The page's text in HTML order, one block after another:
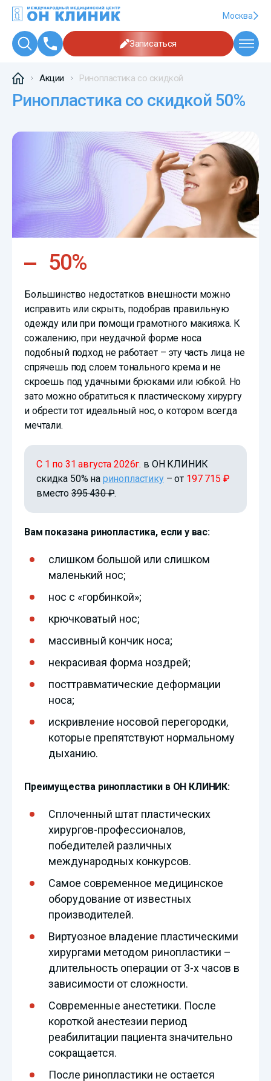
Москва
Записаться
Акции Ринопластика со скидкой
Ринопластика со скидкой 50%
50%
Большинство недостатков внешности можно
исправить или скрыть, подобрав правильную
одежду или при помощи грамотного макияжа. К
сожалению, при неудачной форме носа
подобный подход не работает – эту часть лица не
спрячешь под слоем тонального крема и не
скроешь под удачными брюками или юбкой. Но
зато можно обратиться к пластическому хирургу
и обрести тот идеальный нос, о котором всегда
мечтали.
С 1 по 31 августа 2026г. в ОН КЛИНИК
скидка 50% на ринопластику– от 197 715 ₽
вместо395 430 ₽.
Вам показана ринопластика, если у вас:
слишком большой или слишком
маленький нос;
нос с «горбинкой»;
крючковатый нос;
массивный кончик носа;
некрасивая форма ноздрей;
посттравматические деформации
носа;
искривление носовой перегородки,
которые препятствуют нормальному
дыханию.
Преимущества ринопластики в ОН КЛИНИК:
Сплоченный штат пластических
хирургов-профессионалов,
победителей различных
международных конкурсов.
Самое современное медицинское
оборудование от известных
производителей.
Виртуозное владение пластическими
хирургами методом ринопластики –
длительность операции от 3-х часов в
зависимости от сложности.
Современные анестетики. После
короткой анестезии период
реабилитации пациента значительно
сокращается.
После ринопластики не остается